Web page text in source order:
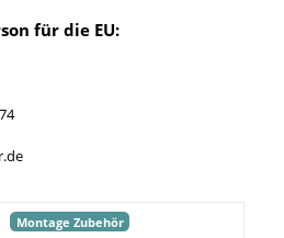
für die EU:
Montage Zubehör